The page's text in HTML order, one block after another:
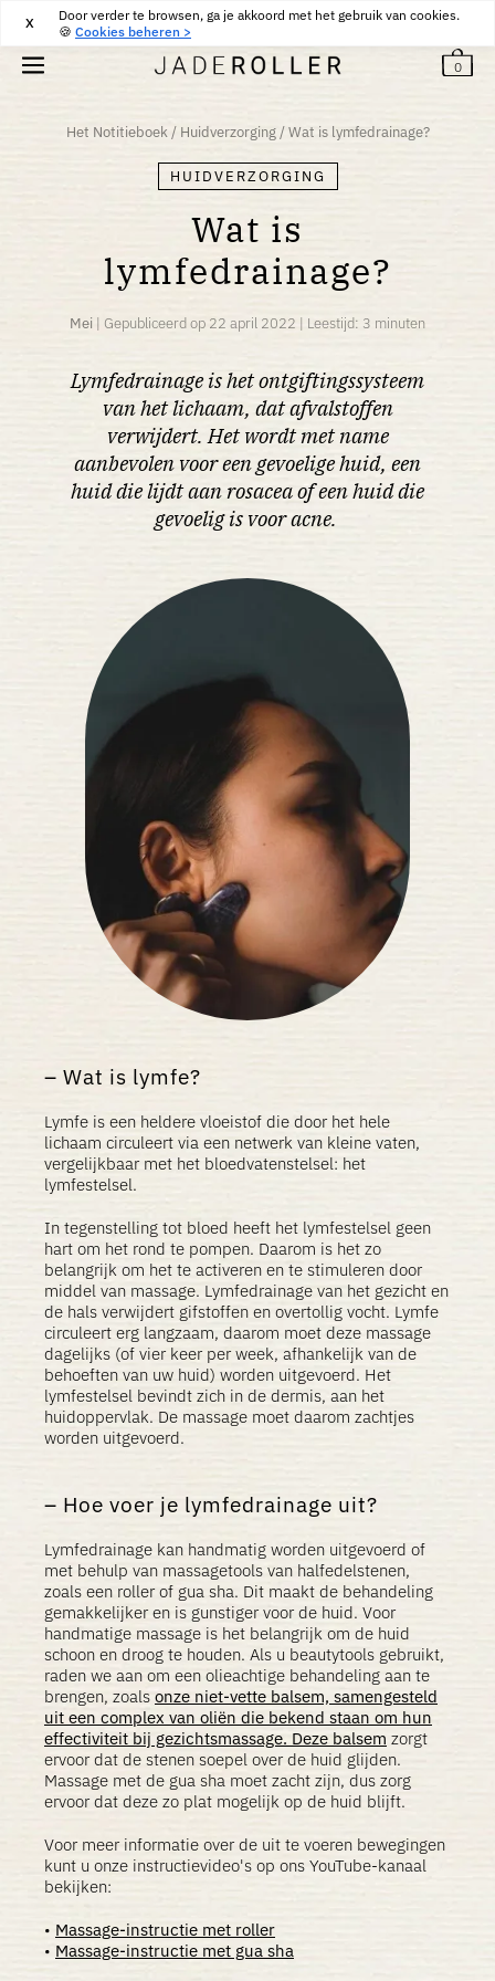
Door verder te browsen, ga je akkoord met het gebruik van cookies.
🍪 Cookies beheren >
X GRATIS BEZORGING VANAF 30€AANKOOP
0
Het Notitieboek/ Huidverzorging/Wat is lymfedrainage?
HUIDVERZORGING
Wat is
lymfedrainage?
Mei | Gepubliceerd op 22 april 2022 | Leestijd: 3 minuten
Lymfedrainage is het ontgiftingssysteem
van het lichaam, dat afvalstoffen
verwijdert. Het wordt met name
aanbevolen voor een gevoelige huid, een
huid die lijdt aan rosacea of ​​een huid die
gevoelig is voor acne.
Wat is lymfe?
Lymfe is een heldere vloeistof die door het hele
lichaam circuleert via een netwerk van kleine vaten,
vergelijkbaar met het bloedvatenstelsel: het
lymfestelsel.
In tegenstelling tot bloed heeft het lymfestelsel geen
hart om het rond te pompen. Daarom is het zo
belangrijk om het te activeren en te stimuleren door
middel van massage. Lymfedrainage van het gezicht en
de hals verwijdert gifstoffen en overtollig vocht. Lymfe
circuleert erg langzaam, daarom moet deze massage
dagelijks (of vier keer per week, afhankelijk van de
behoeften van uw huid) worden uitgevoerd. Het
lymfestelsel bevindt zich in de dermis, aan het
huidoppervlak. De massage moet daarom zachtjes
worden uitgevoerd.
Hoe voer je lymfedrainage uit?
Lymfedrainage kan handmatig worden uitgevoerd of
met behulp van massagetools van halfedelstenen,
zoals een roller of gua sha. Dit maakt de behandeling
gemakkelijker en is gunstiger voor de huid. Voor
handmatige massage is het belangrijk om de huid
schoon en droog te houden. Als u beautytools gebruikt,
raden we aan om een ​​olieachtige behandeling aan te
brengen, zoals onze niet-vette balsem, samengesteld
uit een complex van oliën die bekend staan ​​om hun
effectiviteit bij gezichtsmassage. Deze balsem zorgt
ervoor dat de stenen soepel over de huid glijden.
Massage met de gua sha moet zacht zijn, dus zorg
ervoor dat deze zo plat mogelijk op de huid blijft.
Voor meer informatie over de uit te voeren bewegingen
kunt u onze instructievideo's op ons YouTube-kanaal
bekijken:
• Massage-instructie met roller
• Massage-instructie met gua sha